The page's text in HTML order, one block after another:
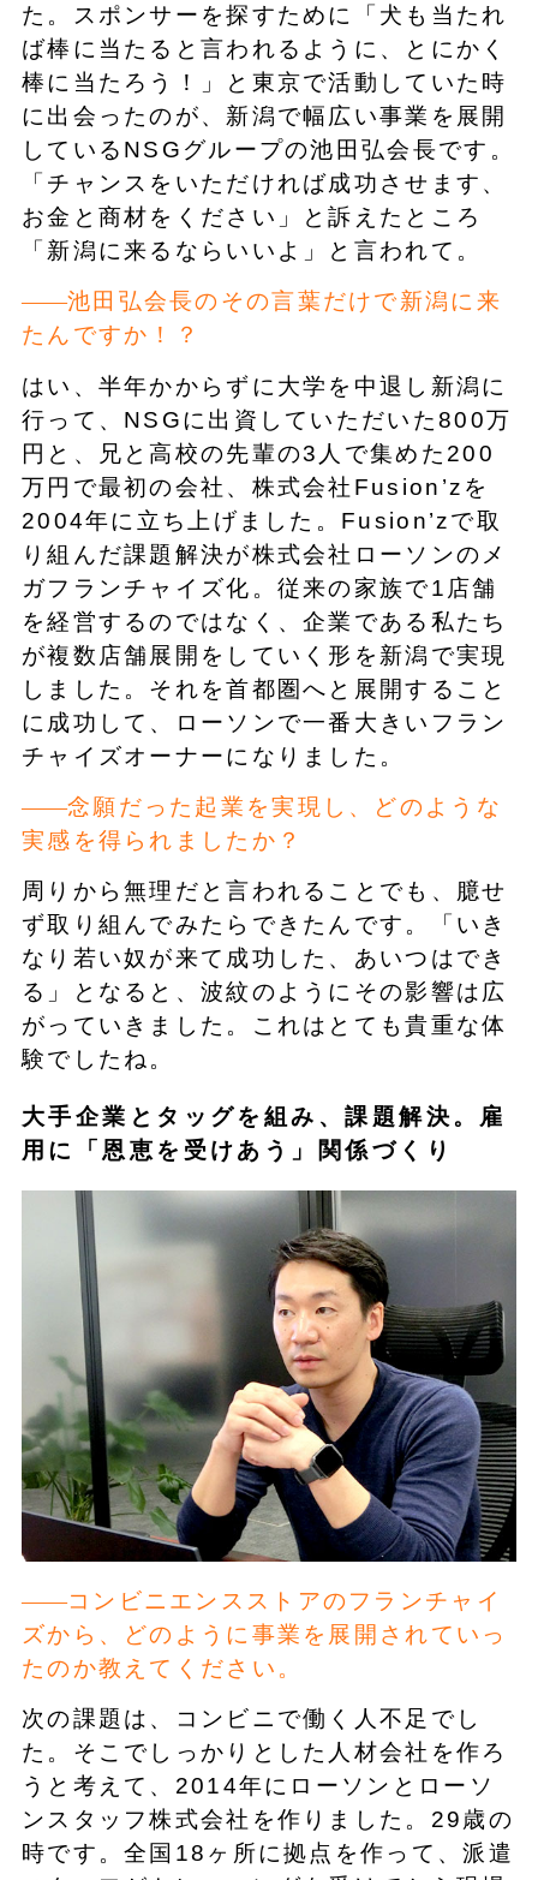
た。スポンサーを探すために「犬も当たれ
ば棒に当たると言われるように、とにかく
棒に当たろう！」と東京で活動していた時
に出会ったのが、新潟で幅広い事業を展開
しているNSGグループの池田弘会長です。
「チャンスをいただければ成功させます、
お金と商材をください」と訴えたところ
「新潟に来るならいいよ」と言われて。
池田弘会長のその言葉だけで新潟に来
たんですか！？
はい、半年かからずに大学を中退し新潟に
行って、NSGに出資していただいた800万
円と、兄と高校の先輩の3人で集めた200
万円で最初の会社、株式会社Fusion’zを
2004年に立ち上げました。Fusion’zで取
り組んだ課題解決が株式会社ローソンのメ
ガフランチャイズ化。従来の家族で1店舗
を経営するのではなく、企業である私たち
が複数店舗展開をしていく形を新潟で実現
しました。それを首都圏へと展開すること
に成功して、ローソンで一番大きいフラン
チャイズオーナーになりました。
念願だった起業を実現し、どのような
実感を得られましたか？
周りから無理だと言われることでも、臆せ
ず取り組んでみたらできたんです。「いき
なり若い奴が来て成功した、あいつはでき
る」となると、波紋のようにその影響は広
がっていきました。これはとても貴重な体
験でしたね。
大手企業とタッグを組み、課題解決。雇
用に「恩恵を受けあう」関係づくり
コンビニエンスストアのフランチャイ
ズから、どのように事業を展開されていっ
たのか教えてください。
次の課題は、コンビニで働く人不足でし
た。そこでしっかりとした人材会社を作ろ
うと考えて、2014年にローソンとローソ
ンスタッフ株式会社を作りました。29歳の
時です。全国18ヶ所に拠点を作って、派遣